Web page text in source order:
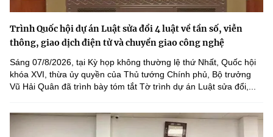
Trình Quốc hội dự án Luật sửa đổi 4 luật về tần số, viễn
thông, giao dịch điện tử và chuyển giao công nghệ
Sáng 07/8/2026, tại Kỳ họp không thường lệ thứ Nhất, Quốc hội
khóa XVI, thừa ủy quyền của Thủ tướng Chính phủ, Bộ trưởng
Vũ Hải Quân đã trình bày tóm tắt Tờ trình dự án Luật sửa đổi,...